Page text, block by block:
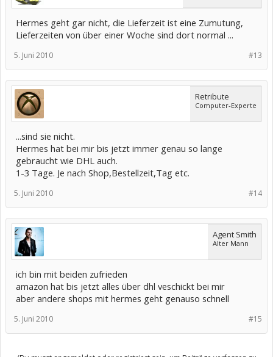
Hermes geht gar nicht, die Lieferzeit ist eine Zumutung,
Lieferzeiten von über einer Woche sind dort normal ...
#13
5. Juni 2010
Retribute
Computer-Experte
...sind sie nicht.
Hermes hat bei mir bis jetzt immer genau so lange
gebraucht wie DHL auch.
1-3 Tage. Je nach Shop,Bestellzeit,Tag etc.
#14
5. Juni 2010
Agent Smith
Alter Mann
ich bin mit beiden zufrieden
amazon hat bis jetzt alles über dhl veschickt bei mir
aber andere shops mit hermes geht genauso schnell
#15
5. Juni 2010